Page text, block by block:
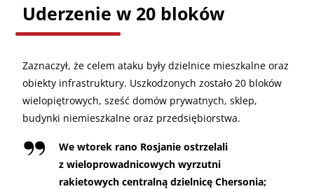
Uderzenie w 20 bloków
Zaznaczył, że celem ataku były dzielnice mieszkalne oraz
obiekty infrastruktury. Uszkodzonych zostało 20 bloków
wielopiętrowych, sześć domów prywatnych, sklep,
budynki niemieszkalne oraz przedsiębiorstwa.
We wtorek rano Rosjanie ostrzelali
z wieloprowadnicowych wyrzutni
rakietowych centralną dzielnicę Chersonia;